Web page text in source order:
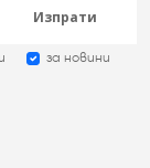
Изпрати
за новини